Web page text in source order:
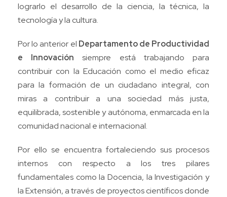
lograrlo el desarrollo de la ciencia, la técnica, la
tecnología y la cultura.
Por lo anterior el Departamento de Productividad
e Innovación siempre está trabajando para
contribuir con la Educación como el medio eficaz
para la formación de un ciudadano integral, con
miras a contribuir a una sociedad más justa,
equilibrada, sostenible y autónoma, enmarcada en la
comunidad nacional e internacional.
Por ello se encuentra fortaleciendo sus procesos
internos con respecto a los tres pilares
fundamentales como la Docencia, la Investigación y
la Extensión, a través de proyectos científicos donde